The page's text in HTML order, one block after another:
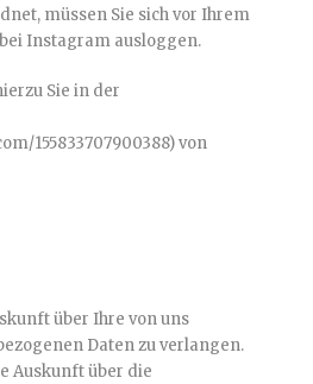
müssen Sie sich vor Ihrem
Instagram ausloggen.
Sie in der
155833707900388) von
über Ihre von uns
Daten zu verlangen.
Auskunft über die